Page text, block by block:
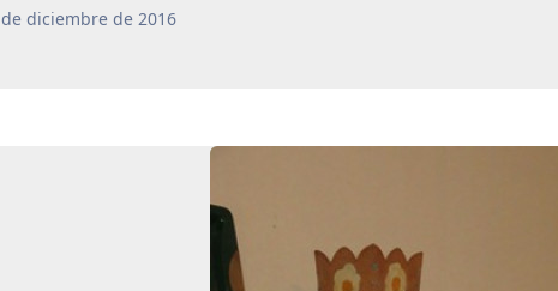
de diciembre de 2016